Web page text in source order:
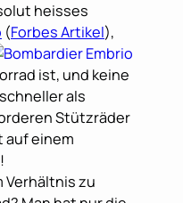
heisses
(Forbes Artikel),
ist, und keine
als
Stützräder
auf einem
Verhältnis zu